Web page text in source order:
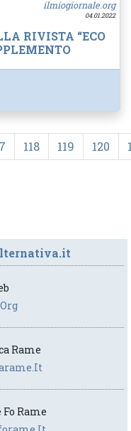
ilmiogiornale.org
04.01.2022
RIVISTA “ECO
118 119 120
Rame
Rame